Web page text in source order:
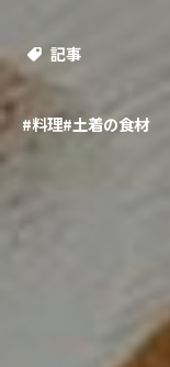
記事
#料理#土着の食材